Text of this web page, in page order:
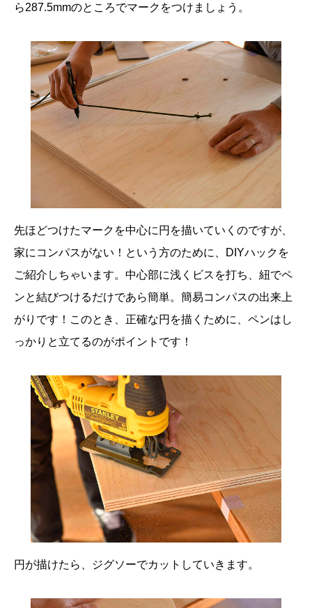
ら287.5mmのところでマークをつけましょう。
先ほどつけたマークを中心に円を描いていくのですが、
家にコンパスがない！という方のために、DIYハックを
ご紹介しちゃいます。中心部に浅くビスを打ち、紐でペ
ンと結びつけるだけであら簡単。簡易コンパスの出来上
がりです！このとき、正確な円を描くために、ペンはし
っかりと立てるのがポイントです！
円が描けたら、ジグソーでカットしていきます。